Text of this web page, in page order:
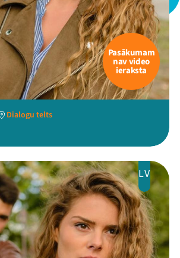
Pasākumam
nav video
ieraksta
Dialogu telts
LV